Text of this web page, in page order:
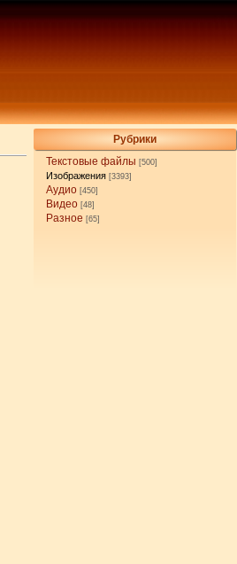
Рубрики
Текстовые файлы [500]
Изображения [3393]
Аудио [450]
Видео [48]
Разное [65]